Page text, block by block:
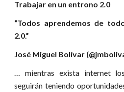
Trabajar en un entrono 2.0
“Todos aprendemos de
2.0.”
José Miguel Bolívar
… mientras exista internet
seguirán teniendo